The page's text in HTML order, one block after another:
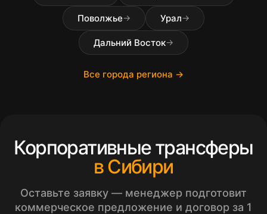
Поволжье→ Урал→
Дальний Восток→
Все города региона →
Корпоративные трансферы
в Сибири
Оставьте заявку — менеджер подготовит
коммерческое предложение и договор за 1